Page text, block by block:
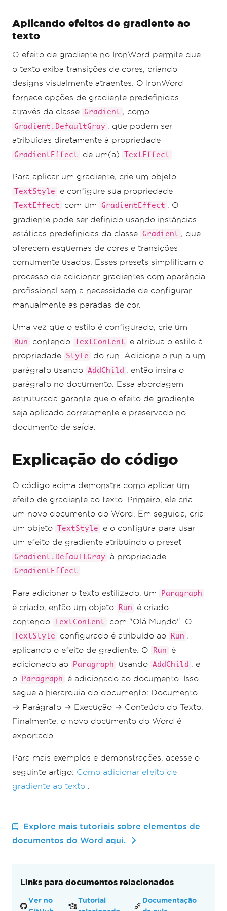
Aplicando efeitos de gradiente ao
texto
O efeito de gradiente no IronWord permite que
o texto exiba transições de cores, criando
designs visualmente atraentes. O IronWord
fornece opções de gradiente predefinidas
através da classe Gradient , como
Gradient.DefaultGray , que podem ser
atribuídas diretamente à propriedade
GradientEffect de um(a) TextEffect
Para aplicar um gradiente, crie um objeto
TextStyle e configure sua propriedade
TextEffect com um GradientEffect
. O
gradiente pode ser definido usando instâncias
estáticas predefinidas da classe Gradient , que
oferecem esquemas de cores e transições
comumente usados. Esses presets simplificam o
processo de adicionar gradientes com aparência
profissional sem a necessidade de configurar
manualmente as paradas de cor.
Uma vez que o estilo é configurado, crie um
Run contendo TextContent
e atribua o estilo à
propriedade
Style
do run. Adicione o run a um
parágrafo usando AddChild , então insira o
parágrafo no documento. Essa abordagem
estruturada garante que o efeito de gradiente
seja aplicado corretamente e preservado no
documento de saída.
Explicação do código
O código acima demonstra como aplicar um
efeito de gradiente ao texto. Primeiro, ele cria
um novo documento do Word. Em seguida, cria
um objeto
TextStyle
e o configura para usar
um efeito de gradiente atribuindo o preset
Gradient.DefaultGray à propriedade
GradientEffect
Para adicionar o texto estilizado, um Paragraph
é criado, então um objeto Run
é criado
contendo
TextContent com "Olá Mundo". O
TextStyle configurado é atribuído ao Run ,
aplicando o efeito de gradiente. O
Run
é
adicionado ao
Paragraph usando AddChild , e
o
Paragraph
é adicionado ao documento. Isso
segue a hierarquia do documento: Documento
→ Parágrafo → Execução → Conteúdo do Texto.
Finalmente, o novo documento do Word é
exportado.
Para mais exemplos e demonstrações, acesse o
seguinte artigo: Como adicionar efeito de
gradiente ao texto
Explore mais tutoriais sobre elementos de
documentos do Word aqui.
Links para documentos relacionados
Ver no
Tutorial
Documentação